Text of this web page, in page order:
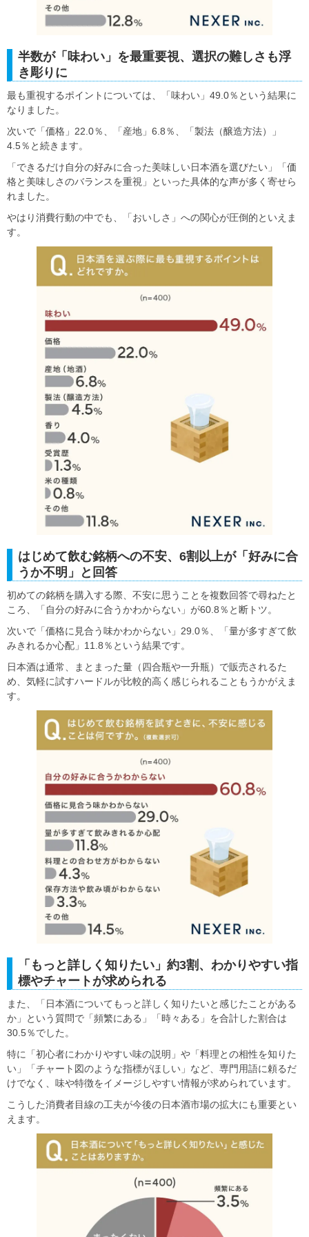
半数が「味わい」を最重要視、選択の難しさも浮
き彫りに
最も重視するポイントについては、「味わい」49.0％という結果に
なりました。
次いで「価格」22.0％、「産地」6.8％、「製法（醸造方法）」
4.5％と続きます。
「できるだけ自分の好みに合った美味しい日本酒を選びたい」「価
格と美味しさのバランスを重視」といった具体的な声が多く寄せら
れました。
やはり消費行動の中でも、「おいしさ」への関心が圧倒的といえま
す。
はじめて飲む銘柄への不安、6割以上が「好みに合
うか不明」と回答
初めての銘柄を購入する際、不安に思うことを複数回答で尋ねたと
ころ、「自分の好みに合うかわからない」が60.8％と断トツ。
次いで「価格に見合う味かわからない」29.0％、「量が多すぎて飲
みきれるか心配」11.8％という結果です。
日本酒は通常、まとまった量（四合瓶や一升瓶）で販売されるた
め、気軽に試すハードルが比較的高く感じられることもうかがえま
す。
「もっと詳しく知りたい」約3割、わかりやすい指
標やチャートが求められる
また、「日本酒についてもっと詳しく知りたいと感じたことがある
か」という質問で「頻繁にある」「時々ある」を合計した割合は
30.5％でした。
特に「初心者にわかりやすい味の説明」や「料理との相性を知りた
い」「チャート図のような指標がほしい」など、専門用語に頼るだ
けでなく、味や特徴をイメージしやすい情報が求められています。
こうした消費者目線の工夫が今後の日本酒市場の拡大にも重要とい
えます。